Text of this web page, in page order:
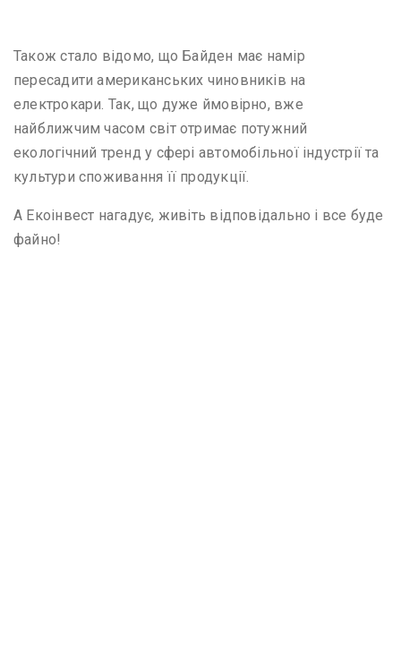
Також стало відомо, що Байден має намір
пересадити американських чиновників на
електрокари. Так, що дуже ймовірно, вже
найближчим часом світ отримає потужний
екологічний тренд у сфері автомобільної індустрії та
культури споживання її продукції.
А Екоінвест нагадує, живіть відповідально і все буде
файно!